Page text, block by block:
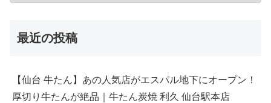
最近の投稿
【仙台 牛たん】あの人気店がエスパル地下にオープン！
厚切り牛たんが絶品｜牛たん炭焼 利久 仙台駅本店